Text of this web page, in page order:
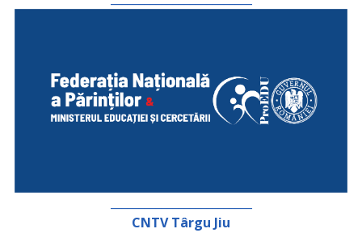
CNTV Târgu Jiu